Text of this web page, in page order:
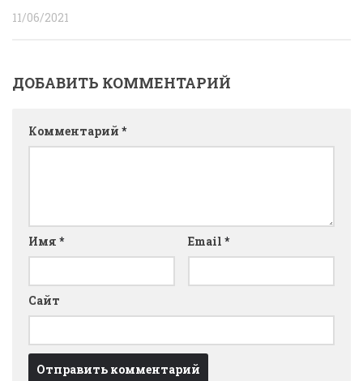
11/06/2021
ДОБАВИТЬ КОММЕНТАРИЙ
Комментарий *
Имя * Email *
Сайт